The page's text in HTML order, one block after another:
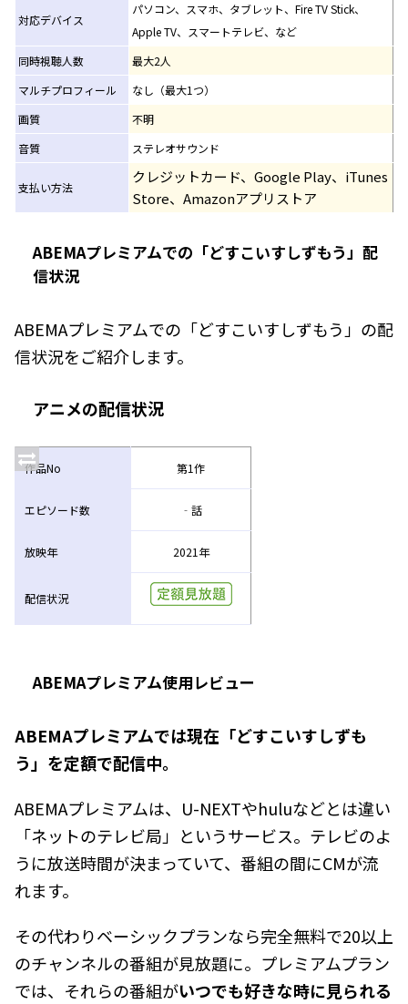
対応デバイス
パソコン、スマホ、タブレット、Fire TV Stick、
Apple TV、スマートテレビ、など
同時視聴人数
最大2人
マルチプロフィール
なし（最大1つ）
画質
不明
音質
ステレオサウンド
支払い方法
クレジットカード、Google Play、iTunes
Store、Amazonアプリストア
ABEMAプレミアムでの「どすこいすしずもう」配
信状況
ABEMAプレミアムでの「どすこいすしずもう」の配
信状況をご紹介します。
アニメの配信状況
作品No 第1作
エピソード数 ‐話
放映年 2021年
配信状況
ABEMAプレミアム使用レビュー
ABEMAプレミアムでは現在「どすこいすしずも
う」を定額で配信中。
ABEMAプレミアムは、U-NEXTやhuluなどとは違い
「ネットのテレビ局」というサービス。テレビのよ
うに放送時間が決まっていて、番組の間にCMが流
れます。
その代わりベーシックプランなら完全無料で20以上
のチャンネルの番組が見放題に。プレミアムプラン
では、それらの番組がいつでも好きな時に見られる